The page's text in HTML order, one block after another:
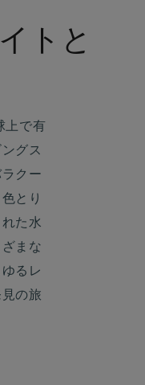
トと
上で有
グス
クー
とり
た水
まな
るレ
の旅